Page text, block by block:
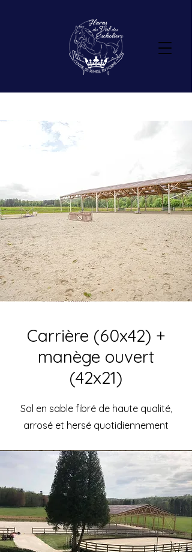
Carrière (60x42) +
manège ouvert
(42x21)
Sol en sable fibré de haute qualité,
arrosé et hersé quotidiennement